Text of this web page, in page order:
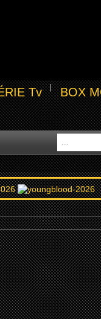
Tv BOX